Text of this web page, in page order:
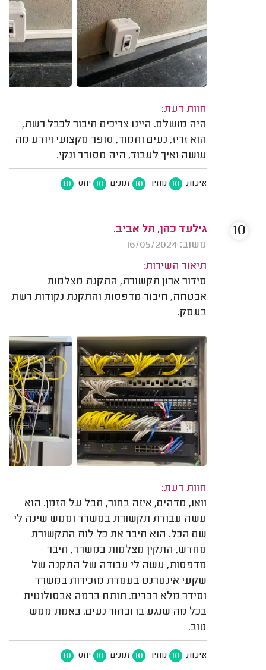
חוות דעת:
היה מושלם. היינו צריכים חיבור לכבל רשת,
הוא זריז, נעים וחמוד, סופר מקצועי ויודע מה
עושה ואיך לעבוד, היה מסודר ונקי.
איכות 10 מחיר 10 זמנים 10 יחס 10
גילעד כהן, תל אביב.
משוב: 16/05/2024
תיאור השירות:
סידור ארון תקשורת, התקנת מצלמות
אבטחה, חיבור מדפסות והתקנת נקודות רשת
בעסק.
חוות דעת:
וואו, מדהים, איזה בחור, חבל על הזמן. הוא
עשה עבודת תקשורת במשרד וממש שינה לי
שם הכל. הוא חיבר את כל לוח התקשורת
מחדש, התקין מצלמות במשרד, חיבר
מדפסות, עשה לי עבודה של התקנה של
שקעי אינטרנט בעמדת מזכירות במשרד
וסידר מלא דברים. תותח ברמה אבסולוטית
בכל מה שנגע בו ובחור נעים. באמת ממש
טוב.
איכות 10 מחיר 10 זמנים 10 יחס 10
10